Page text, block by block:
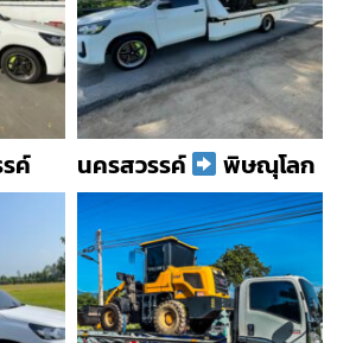
ค์ นครสวรรค์ พิษณุโลก